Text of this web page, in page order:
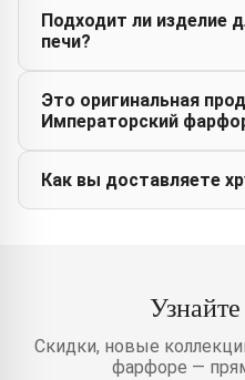
Подходит ли изделие
печи?
Это оригинальная
Императорский
Как вы доставляете
Скидки, новые
фарфоре —